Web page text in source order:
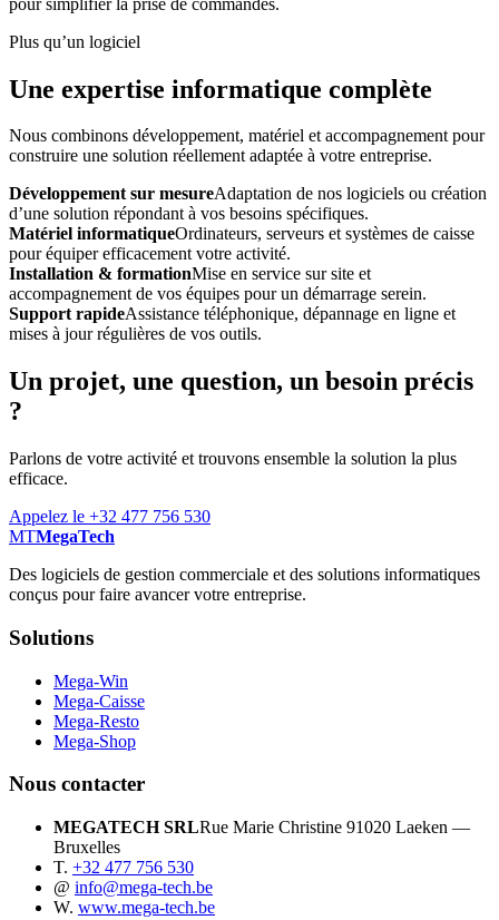
Plus qu’un logiciel
Une expertise informatique complète
Nous combinons développement, matériel et accompagnement pour
construire une solution réellement adaptée à votre entreprise.
Développement sur mesureAdaptation de nos logiciels ou création
d’une solution répondant à vos besoins spécifiques.
Matériel informatiqueOrdinateurs, serveurs et systèmes de caisse
pour équiper efficacement votre activité.
Installation & formationMise en service sur site et
accompagnement de vos équipes pour un démarrage serein.
Support rapideAssistance téléphonique, dépannage en ligne et
mises à jour régulières de vos outils.
Un projet, une question, un besoin précis
?
Parlons de votre activité et trouvons ensemble la solution la plus
efficace.
Appelez le +32 477 756 530
MTMegaTech
Des logiciels de gestion commerciale et des solutions informatiques
conçus pour faire avancer votre entreprise.
Solutions
Mega-Win
Mega-Caisse
Mega-Resto
Mega-Shop
Nous contacter
MEGATECH SRLRue Marie Christine 91020 Laeken —
Bruxelles
T. +32 477 756 530
@ info@mega-tech.be
W. www.mega-tech.be